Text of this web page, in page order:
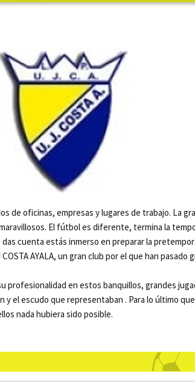
de oficinas, empresas y lugares de trabajo. La
El fútbol es diferente, termina la
cuenta estás inmerso en preparar la
AYALA, un gran club por el que han pasado
profesionalidad en estos banquillos, grandes
el escudo que representaban . Para lo último
nada hubiera sido posible.